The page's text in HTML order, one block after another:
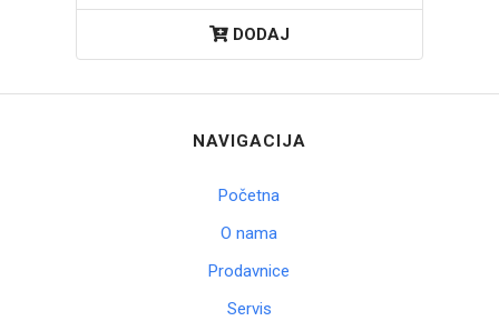
DODAJ
NAVIGACIJA
Početna
O nama
Prodavnice
Servis